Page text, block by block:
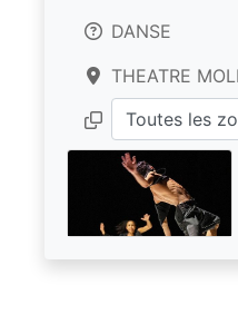
DANSE
THEATRE